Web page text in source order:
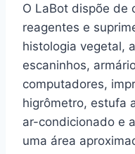
O LaBot dispõe de
reagentes e
histologia vegetal,
escaninhos,
computadores,
higrômetro, estufa
ar-condicionado e
uma área